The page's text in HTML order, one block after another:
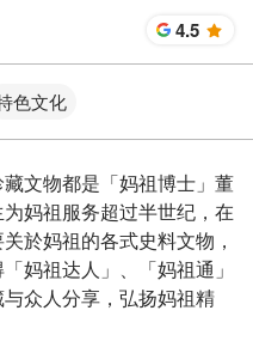
4.5 星
色文化
文物都是「妈祖博士」董
妈祖服务超过半世纪，在
於妈祖的各式史料文物，
妈祖达人」、「妈祖通」
众人分享，弘扬妈祖精